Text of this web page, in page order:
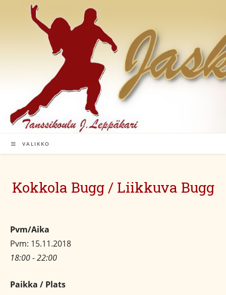
VALIKKO
Kokkola Bugg / Liikkuva Bugg
Pvm/Aika
Pvm: 15.11.2018
18:00 - 22:00
Paikka / Plats